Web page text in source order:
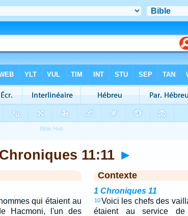
11:11 ►
qui étaient au
Hacmoni, l'un des
Contexte
1 Chroniques 11
10Voici les chefs des
étaient au service